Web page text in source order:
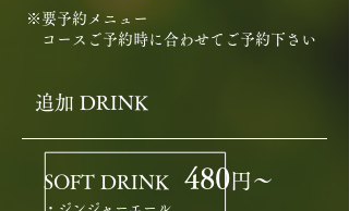
※要予約メニュー
コースご予約時に合わせてご予約下さい​
​追加 DRINK​
​SOFT DRINK 480円～